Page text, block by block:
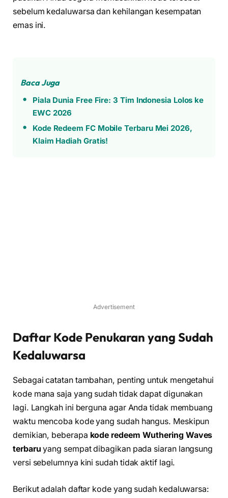
sebelum kedaluwarsa dan kehilangan kesempatan
emas ini.
Baca Juga
Piala Dunia Free Fire: 3 Tim Indonesia Lolos ke
EWC 2026
Kode Redeem FC Mobile Terbaru Mei 2026,
Klaim Hadiah Gratis!
Advertisement
Daftar Kode Penukaran yang Sudah
Kedaluwarsa
Sebagai catatan tambahan, penting untuk mengetahui
kode mana saja yang sudah tidak dapat digunakan
lagi. Langkah ini berguna agar Anda tidak membuang
waktu mencoba kode yang sudah hangus. Meskipun
demikian, beberapa kode redeem Wuthering Waves
terbaru yang sempat dibagikan pada siaran langsung
versi sebelumnya kini sudah tidak aktif lagi.
Berikut adalah daftar kode yang sudah kedaluwarsa: